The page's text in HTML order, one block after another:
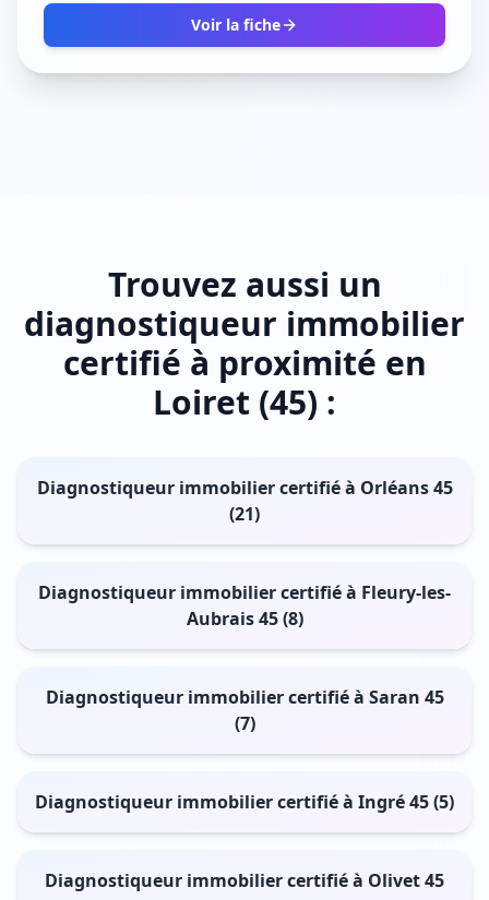
Voir la fiche
Trouvez aussi un
diagnostiqueur immobilier
certifié à proximité en
Loiret (45) :
Diagnostiqueur immobilier certifié à Orléans 45
(21)
Diagnostiqueur immobilier certifié à Fleury-les-
Aubrais 45 (8)
Diagnostiqueur immobilier certifié à Saran 45
(7)
Diagnostiqueur immobilier certifié à Ingré 45 (5)
Diagnostiqueur immobilier certifié à Olivet 45